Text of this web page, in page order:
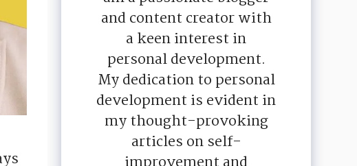
and content creator with
a keen interest in
personal development.
My dedication to personal
development is evident in
my thought-provoking
articles on self-